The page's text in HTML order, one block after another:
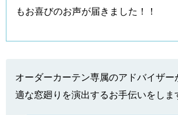
もお喜びのお声が届きました！！
オーダーカーテン専属のアドバイザ
適な窓廻りを演出するお手伝いをしま